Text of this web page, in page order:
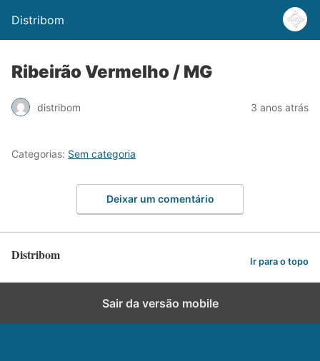
Distribom
Ribeirão Vermelho / MG
distribom 3 anos atrás
Categorias: Sem categoria
Deixar um comentário
Distribom Ir para o topo
Sair da versão mobile